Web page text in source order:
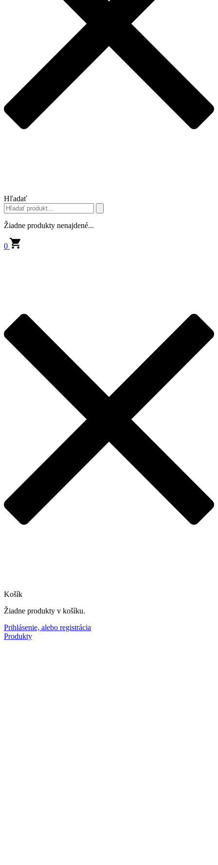
Hľadať
Žiadne produkty nenajdené...
0
Košík
Žiadne produkty v košíku.
Prihlásenie, alebo registrácia
Produkty